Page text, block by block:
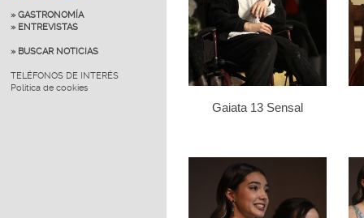
» GASTRONOMÍA
» ENTREVISTAS
» BUSCAR NOTICIAS
TELÉFONOS DE INTERÉS
Política de cookies
Gaiata 13 Sensal